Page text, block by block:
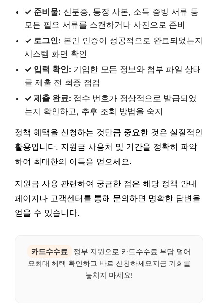
✓ 준비물: 신분증, 통장 사본, 소득 증빙 서류 등
모든 필요 서류를 스캔하거나 사진으로 준비
✓ 로그인: 본인 인증이 성공적으로 완료되었는지
시스템 화면 확인
✓ 입력 확인: 기입한 모든 정보와 첨부 파일 상태
를 제출 전 최종 점검
✓ 제출 완료: 접수 번호가 정상적으로 발급되었
는지 확인하고, 추후 조회 방법을 숙지
정책 혜택을 신청하는 것만큼 중요한 것은 실질적인
활용입니다. 지원금 사용처 및 기간을 정확히 파악
하여 최대한의 이득을 얻으세요.
지원금 사용 관련하여 궁금한 점은 해당 정책 안내
페이지나 고객센터를 통해 문의하면 명확한 답변을
얻을 수 있습니다.
카드수수료
정부 지원으로 카드수수료 부담 덜어
요최대 혜택 확인하고 바로 신청하세요지금 기회를
놓치지 마세요!